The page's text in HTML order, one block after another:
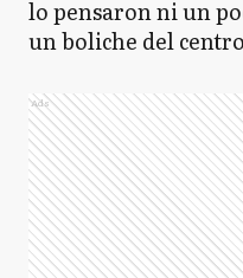
lo pensaron ni un
un boliche del
Ads